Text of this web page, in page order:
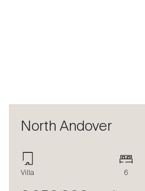
North Andover
Villa 6